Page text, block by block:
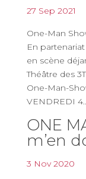
27 Sep 2021
One-Man
En
en scène
Théâtre des
One-Man-
VENDREDI
ONE
m’en
3 Nov 2020